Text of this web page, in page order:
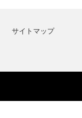
サイトマップ